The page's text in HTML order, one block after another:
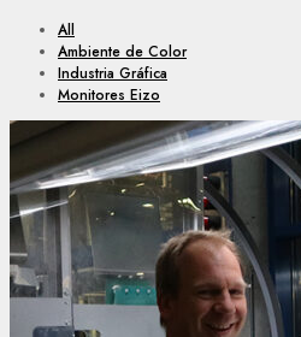
All
Ambiente de Color
Industria Gráfica
Monitores Eizo